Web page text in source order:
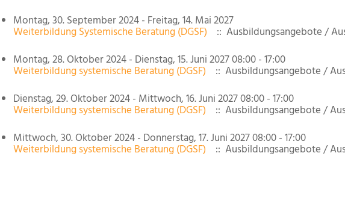
Montag, 30. September 2024 - Freitag, 14. Mai 2027
Weiterbildung Systemische Beratung (DGSF) :: Ausbildungsangebote /
Montag, 28. Oktober 2024 - Dienstag, 15. Juni 2027 08:00 - 17:00
Weiterbildung systemische Beratung (DGSF) :: Ausbildungsangebote /
Dienstag, 29. Oktober 2024 - Mittwoch, 16. Juni 2027 08:00 - 17:00
Weiterbildung systemische Beratung (DGSF) :: Ausbildungsangebote /
Mittwoch, 30. Oktober 2024 - Donnerstag, 17. Juni 2027 08:00 - 17:00
Weiterbildung systemische Beratung (DGSF) :: Ausbildungsangebote /